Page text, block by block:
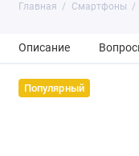
Главная Смартфоны
Описание
Популярный